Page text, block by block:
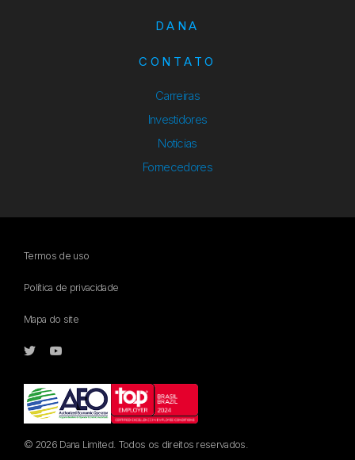
DANA
CONTATO
Carreiras
Investidores
Notícias
Fornecedores
Termos de uso
Política de privacidade
Mapa do site
© 2026 Dana Limited. Todos os direitos reservados.